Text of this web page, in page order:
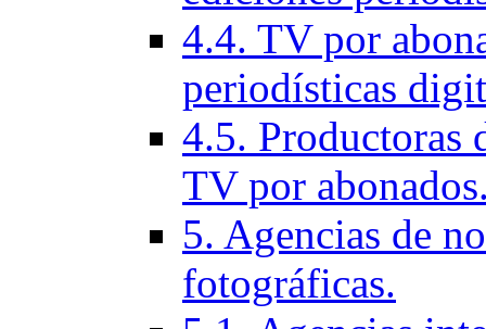
4.4. TV por
periodí­sticas
4.5. Productoras
TV por
5. Agencias de
fotográficas.